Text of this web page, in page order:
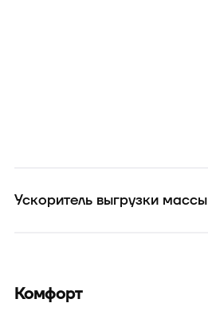
Ускоритель выгрузки массы
Комфорт